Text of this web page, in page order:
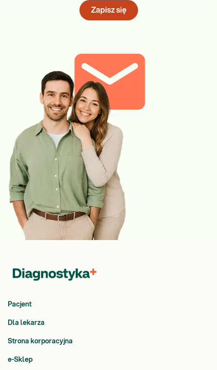
Zapisz się
Pacjent
Dla lekarza
Strona korporacyjna
e-Sklep